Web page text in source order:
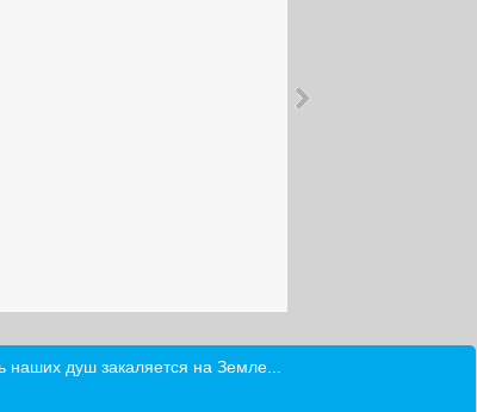
наших душ закаляется на Земле...